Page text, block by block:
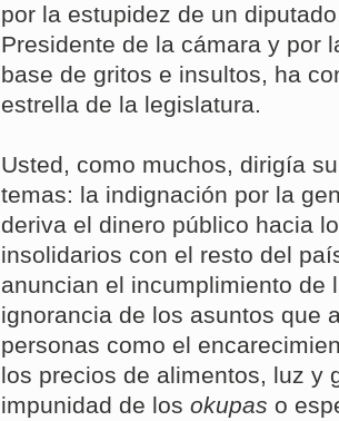
por la estupidez de un
Presidente de la cámara y por
base de gritos e insultos, ha
estrella de la legislatura.
Usted, como muchos, dirigía
temas: la indignación por la
deriva el dinero público hacia
insolidarios con el resto del
anuncian el incumplimiento de
ignorancia de los asuntos que
personas como el
los precios de alimentos, luz y
impunidad de los okupas o